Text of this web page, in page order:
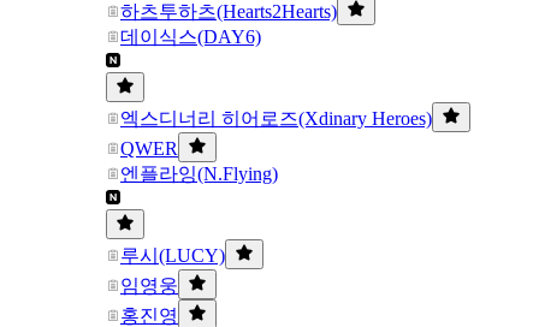
하츠투하츠(Hearts2Hearts)
데이식스(DAY6)
엑스디너리 히어로즈(Xdinary Heroes)
QWER
엔플라잉(N.Flying)
루시(LUCY)
임영웅
홍진영